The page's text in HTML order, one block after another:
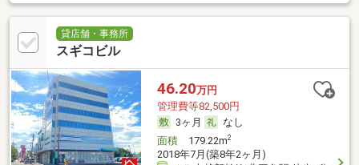
貸店舗・事務所
スギコビル
46.20万円
管理費等82,500円
3ヶ月
なし
面積179.22m2
2018年7月(築8年2ヶ月)